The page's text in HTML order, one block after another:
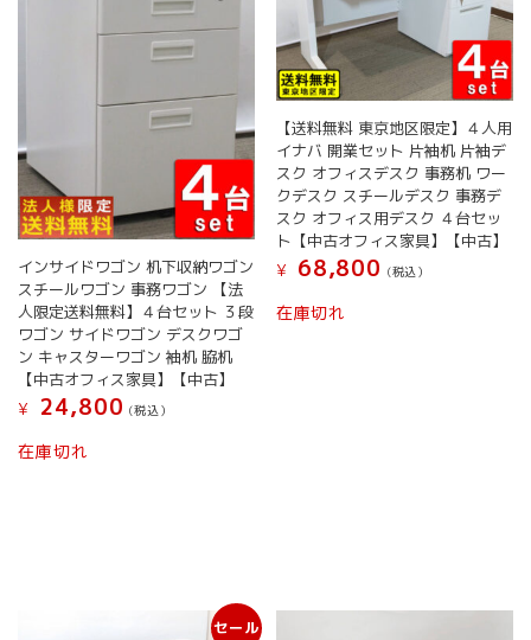
インサイドワゴン 机下収納ワゴン
スチールワゴン 事務ワゴン 【法
人限定送料無料】４台セット ３段
ワゴン サイドワゴン デスクワゴ
ン キャスターワゴン 袖机 脇机
【中古オフィス家具】【中古】
¥
24,800 (税込）
在庫切れ
【送料無料 東京地区限定】４人用
イナバ 開業セット 片袖机 片袖デ
スク オフィスデスク 事務机 ワー
クデスク スチールデスク 事務デ
スク オフィス用デスク ４台セッ
ト【中古オフィス家具】【中古】
¥
68,800 (税込）
在庫切れ
セール